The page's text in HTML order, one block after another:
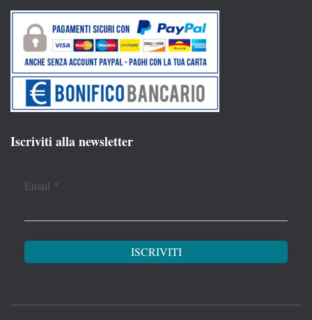
Iscriviti alla newsletter
Email *